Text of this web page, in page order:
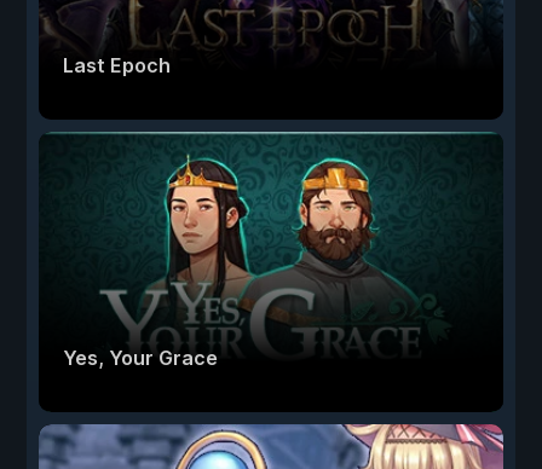
Last Epoch
Yes, Your Grace